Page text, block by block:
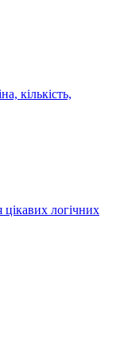
кількість,
логічних